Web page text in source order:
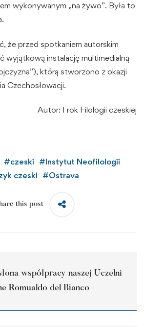
wykonywanym „na żywo”. Była to
że przed spotkaniem autorskim
wyjątkową instalację multimedialną
którą stworzono z okazji
Czechosłowacji.
Autor: I rok Filologii czeskiej
#czeski #Instytut Neofilologii
czeski #Ostrava
this post
współpracy naszej Uczelni
Romualdo del Bianco